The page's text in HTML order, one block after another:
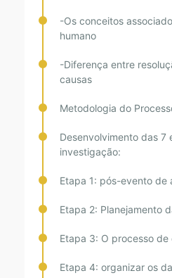
-Os conceitos
humano
-Diferença entre
causas
Metodologia do
Desenvolvimento das 7
investigação:
Etapa 1: pós-evento de
Etapa 2: Planejamento
Etapa 3: O processo
Etapa 4: organizar os